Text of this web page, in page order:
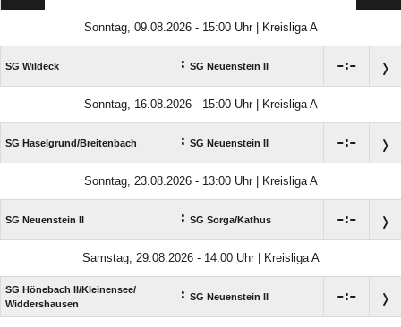
Sonntag, 09.08.2026 - 15:00 Uhr | Kreisliga A
SG Wildeck : SG Neuenstein II :
Sonntag, 16.08.2026 - 15:00 Uhr | Kreisliga A
SG Haselgrund/​Breitenbach : SG Neuenstein II :
Sonntag, 23.08.2026 - 13:00 Uhr | Kreisliga A
SG Neuenstein II : SG Sorga/​Kathus :
Samstag, 29.08.2026 - 14:00 Uhr | Kreisliga A
SG Hönebach II/​Kleinensee/​
Widdershausen
: SG Neuenstein II :